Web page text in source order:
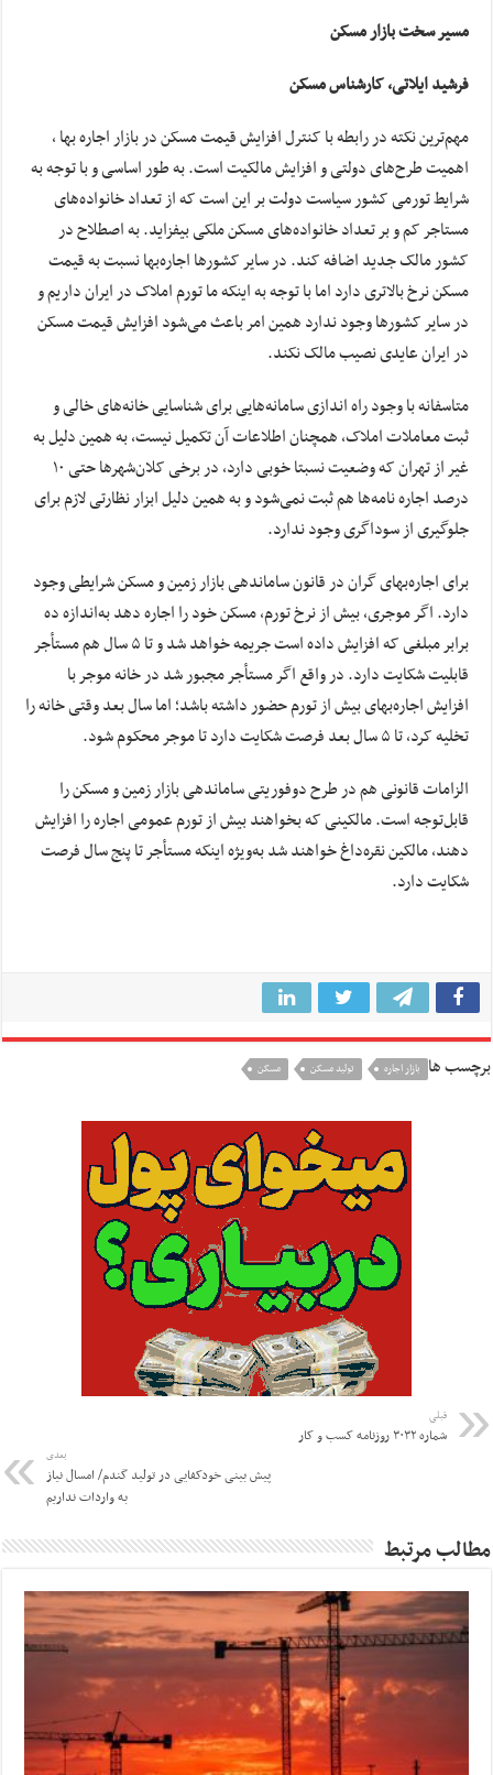
مسیر سخت بازار مسکن
فرشید ایلاتی، کارشناس مسکن
مهم‌ترین نکته در رابطه با کنترل افزایش قیمت‌ مسکن در بازار اجاره بها ،
اهمیت طرح‌های دولتی و افزایش مالکیت است. به طور اساسی و با توجه به
شرایط تورمی کشور سیاست دولت بر این است که از تعداد خانواده‌های
مستاجر کم و بر تعداد خانواده‌های مسکن ملکی بیفزاید. به اصطلاح در
کشور مالک جدید اضافه کند. در سایر کشورها اجاره‌بها نسبت به قیمت
مسکن نرخ بالاتری دارد اما با توجه به اینکه ما تورم املاک در ایران داریم و
در سایر کشورها‌ وجود ندارد همین امر باعث می‌شود افزایش قیمت مسکن
در ایران عایدی نصیب مالک نکند.
متاسفانه با وجود راه اندازی سامانه‌هایی برای شناسایی خانه‌های خالی و
ثبت معاملات املاک، همچنان اطلاعات آن تکمیل نیست، به همین دلیل به
غیر از تهران که وضعیت نسبتا خوبی دارد، در برخی کلان‌شهر‌ها حتی ۱۰
درصد اجاره نامه‌ها هم ثبت نمی‌شود و به همین دلیل ابزار نظارتی لازم برای
جلوگیری از سوداگری وجود ندارد.
برای اجاره‌بهای گران در قانون ساماندهی بازار زمین و مسکن شرایطی وجود
دارد. اگر موجری، بیش از نرخ تورم، مسکن خود را اجاره دهد به‌اندازه ده
برابر مبلغی که افزایش داده است جریمه خواهد شد و تا ۵ سال هم مستأجر
قابلیت شکایت دارد. در واقع اگر مستأجر مجبور شد در خانه موجر با
افزایش اجاره‌بهای بیش از تورم حضور داشته باشد؛ اما سال بعد وقتی خانه را
تخلیه کرد، تا ۵ سال بعد فرصت شکایت دارد تا موجر محکوم شود.
الزامات قانونی هم در طرح دوفوریتی ساماندهی بازار زمین و مسکن را
قابل‌توجه است. مالکینی که بخواهند بیش از تورم عمومی اجاره را افزایش
دهند، مالکین نقره‌داغ خواهند شد به‌ویژه اینکه مستأجر تا پنج سال فرصت
شکایت دارد.
برچسب ها بازار اجاره تولید مسکن مسکن
قبلی
شماره ۳۰۳۲ روزنامه کسب و کار
بعدی
پیش بینی خودکفایی در تولید گندم/ امسال نیاز
به واردات نداریم
مطالب مرتبط